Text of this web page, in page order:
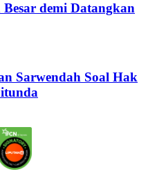
Besar demi Datangkan
Sarwendah Soal Hak